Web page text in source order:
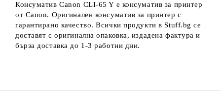
Консуматив Canon CLI-65 Y е консуматив за принтер
от Canon. Оригинален консуматив за принтер с
гарантирано качество. Всички продукти в Stuff.bg се
доставят с оригинална опаковка, издадена фактура и
бърза доставка до 1-3 работни дни.